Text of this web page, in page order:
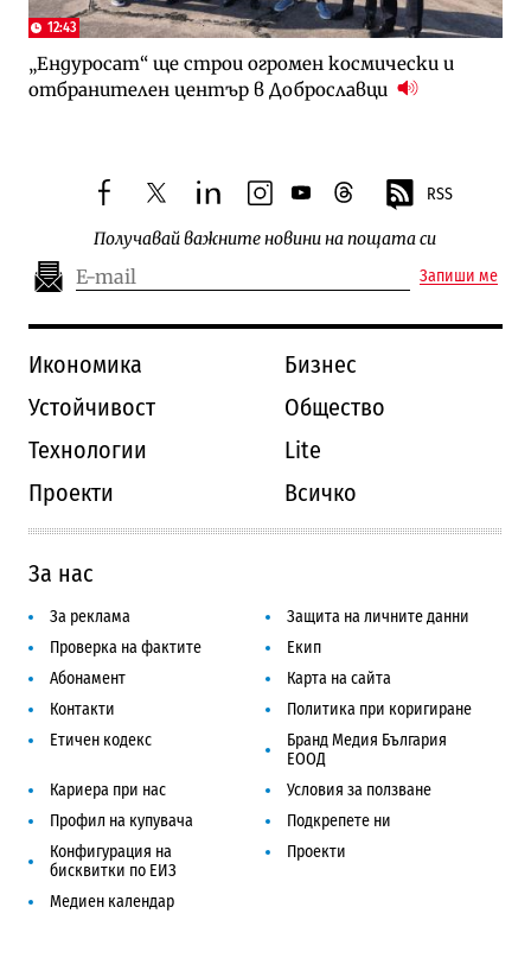
12:43
„Ендуросат“ ще строи огромен космически и
отбранителен център в Доброславци
facebooktwitterlinkedininstagram
youtubethreads RSS
Получавай важните новини на пощата си
Запиши ме
Икономика
Бизнес
Устойчивост
Общество
Технологии
Lite
Проекти
Всичко
За нас
За реклама
Защита на личните данни
Проверка на фактите
Екип
Абонамент
Карта на сайта
Контакти
Политика при коригиране
Етичен кодекс
Бранд Медия България
ЕООД
Кариера при нас
Условия за ползване
Профил на купувача
Подкрепете ни
Конфигурация на
бисквитки по ЕИЗ
Проекти
Медиен календар